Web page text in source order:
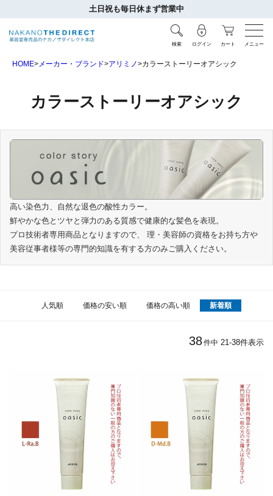
土日祝も毎日休まず営業中
検索 ログイン カート メニュー
HOME メーカー・ブランド アリミノ カラーストーリーオアシック
カラーストーリーオアシック
高い染色力、自然な退色の酸性カラー。
鮮やかな色とツヤと弾力のある質感で健康的な髪色を表現。
プロ技術者専用商品となりますので、 理・美容師の資格をお持ち方や
美容従事者様等の専門的知識を有する方のみご購入ください。
人気順 価格の安い順 価格の高い順 新着順
38件中 21 -38件表示